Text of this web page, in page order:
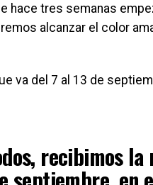
hace tres semanas
alcanzar el color
va del 7 al 13 de
recibimos